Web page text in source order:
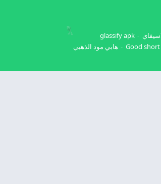
glassify apk
Good short
هابي مود الذهبي